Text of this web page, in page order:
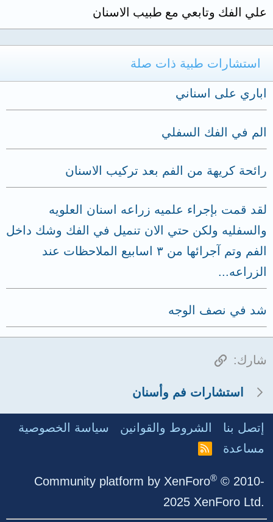
علي الفك وتابعي مع طبيب الاسنان
استشارات طبية ذات صلة
اباري على اسناني
الم في الفك السفلي
رائحة كريهة من الفم بعد تركيب الاسنان
لقد قمت بإجراء علميه زراعه اسنان العلويه
والسفليه ولكن حتي الان تنميل في الفك وشك داخل
الفم وتم آجرائها من ٣ اسابيع الملاحظات عند
الزراعه...
شد في نصف الوجه
شارك: الرابط
استشارات فم وأسنان
إتصل بنا الشروط والقوانين
سياسة الخصوصية
مساعدة
R
Community platform by XenForo® © 2010-
2025 XenForo Ltd.